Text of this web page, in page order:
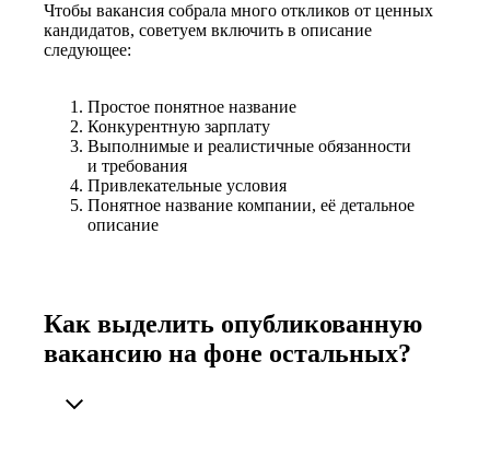
Чтобы вакансия собрала много откликов от ценных
кандидатов, советуем включить в описание
следующее:
Простое понятное название
Конкурентную зарплату
Выполнимые и реалистичные обязанности
и требования
Привлекательные условия
Понятное название компании, её детальное
описание
Как выделить опубликованную
вакансию на фоне остальных?